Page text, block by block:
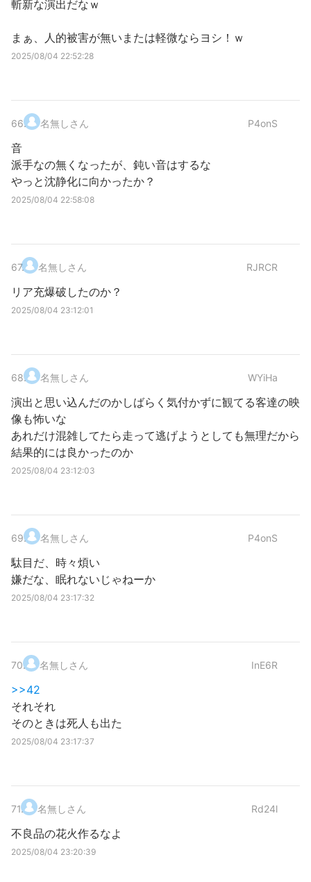
斬新な演出だなｗ
まぁ、人的被害が無いまたは軽微ならヨシ！ｗ
2025/08/04 22:52:28
66. 名無しさん P4onS
音
派手なの無くなったが、鈍い音はするな
やっと沈静化に向かったか？
2025/08/04 22:58:08
67. 名無しさん RJRCR
リア充爆破したのか？
2025/08/04 23:12:01
68. 名無しさん WYiHa
演出と思い込んだのかしばらく気付かずに観てる客達の映
像も怖いな
あれだけ混雑してたら走って逃げようとしても無理だから
結果的には良かったのか
2025/08/04 23:12:03
69. 名無しさん P4onS
駄目だ、時々煩い
嫌だな、眠れないじゃねーか
2025/08/04 23:17:32
70. 名無しさん InE6R
>>42
それそれ
そのときは死人も出た
2025/08/04 23:17:37
71. 名無しさん Rd24l
不良品の花火作るなよ
2025/08/04 23:20:39